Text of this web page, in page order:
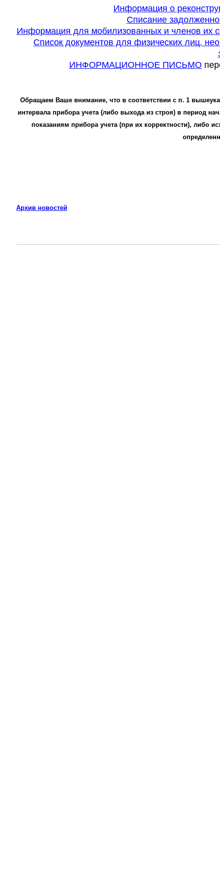
Информация о
Списание
Информация для мобилизованных и членов их
Список документов для физических лиц,
ИНФОРМАЦИОННОЕ ПИСЬМО
Обращаем Ваше внимание, что в соответствии с п. 1
интервала прибора учета (либо выхода из строя) в период
показаниям прибора учета (при их корректности), либо
Архив новостей